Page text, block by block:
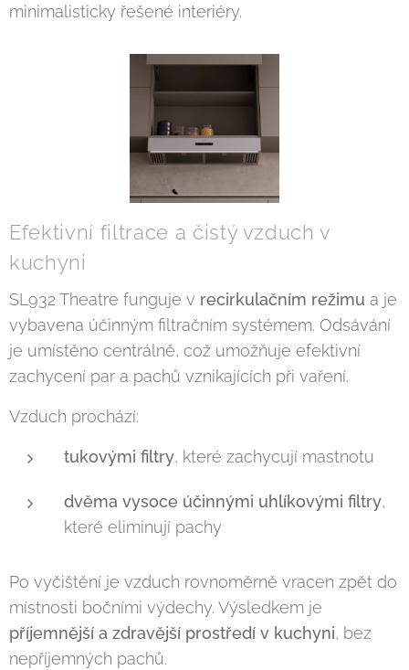
minimalisticky řešené interiéry.
Efektivní filtrace a čistý vzduch v
kuchyni
SL932 Theatre funguje v recirkulačním režimu a je
vybavena účinným filtračním systémem. Odsávání
je umístěno centrálně, což umožňuje efektivní
zachycení par a pachů vznikajících při vaření.
Vzduch prochází:
tukovými filtry, které zachycují mastnotu
dvěma vysoce účinnými uhlíkovými filtry,
které eliminují pachy
Po vyčištění je vzduch rovnoměrně vracen zpět do
místnosti bočními výdechy. Výsledkem je
příjemnější a zdravější prostředí v kuchyni, bez
nepříjemných pachů.